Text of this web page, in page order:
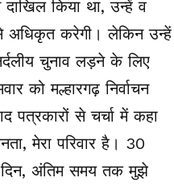
किया था, उन्हें व
अधिकृत करेगी। लेकिन उन्हें
चुनाव लड़ने के लिए
को मल्हारगढ़ निर्वाचन
पत्रकारों से चर्चा में कहा
मेरा परिवार है। 30
दिन, अंतिम समय तक मुझे